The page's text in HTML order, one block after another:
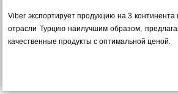
Viber экспортирует продукцию на 3
отрасли Турцию наилучшим образом,
качественные продукты с оптимальной ценой.